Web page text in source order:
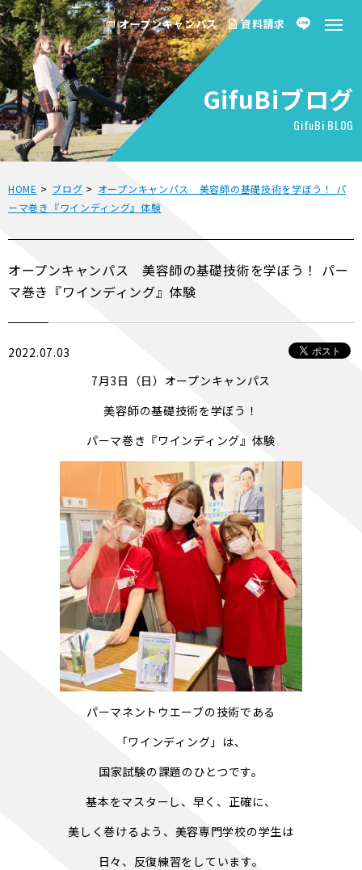
オープンキャンパス 資料請求
GifuBiブログ
GifuBi BLOG
HOME > ブログ > オープンキャンパス 美容師の基礎技術を学ぼう！ パ
ーマ巻き『ワインディング』体験
オープンキャンパス 美容師の基礎技術を学ぼう！ パー
マ巻き『ワインディング』体験
2022.07.03
7月3日（日）オープンキャンパス
美容師の基礎技術を学ぼう！
パーマ巻き『ワインディング』体験
パーマネントウエーブの技術である
「ワインディング」は、
国家試験の課題のひとつです。
基本をマスターし、早く、正確に、
美しく巻けるよう、美容専門学校の学生は
日々、反復練習をしています。